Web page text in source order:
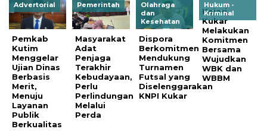
Advertorial
Pemkab
Kutim
Menggelar
Ujian Dinas
Berbasis
Merit,
Menuju
Layanan
Publik
Berkualitas
Pemerintah
Masyarakat
Adat
Penjaga
Terakhir
Kebudayaan,
Perlu
Perlindungan
Melalui
Perda
Olahraga
dan
Kesehatan
Dispora
Berkomitmen
Mendukung
Turnamen
Futsal yang
Diselenggarakan
KNPI Kukar
Hukum -
Kriminal
Kejari
Kukar
Melakukan
Komitmen
Bersama
Wujudkan
WBK dan
WBBM